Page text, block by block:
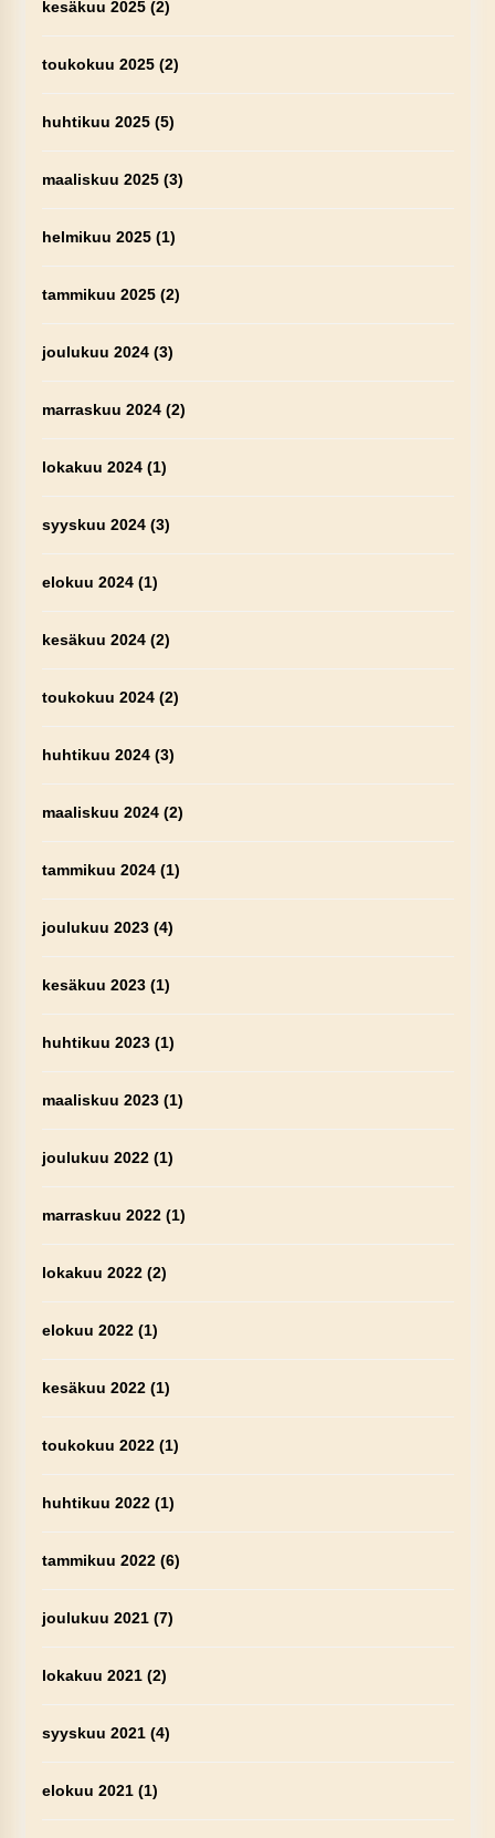
kesäkuu 2025(2)
toukokuu 2025(2)
huhtikuu 2025(5)
maaliskuu 2025(3)
helmikuu 2025(1)
tammikuu 2025(2)
joulukuu 2024(3)
marraskuu 2024(2)
lokakuu 2024(1)
syyskuu 2024(3)
elokuu 2024(1)
kesäkuu 2024(2)
toukokuu 2024(2)
huhtikuu 2024(3)
maaliskuu 2024(2)
tammikuu 2024(1)
joulukuu 2023(4)
kesäkuu 2023(1)
huhtikuu 2023(1)
maaliskuu 2023(1)
joulukuu 2022(1)
marraskuu 2022(1)
lokakuu 2022(2)
elokuu 2022(1)
kesäkuu 2022(1)
toukokuu 2022(1)
huhtikuu 2022(1)
tammikuu 2022(6)
joulukuu 2021(7)
lokakuu 2021(2)
syyskuu 2021(4)
elokuu 2021(1)